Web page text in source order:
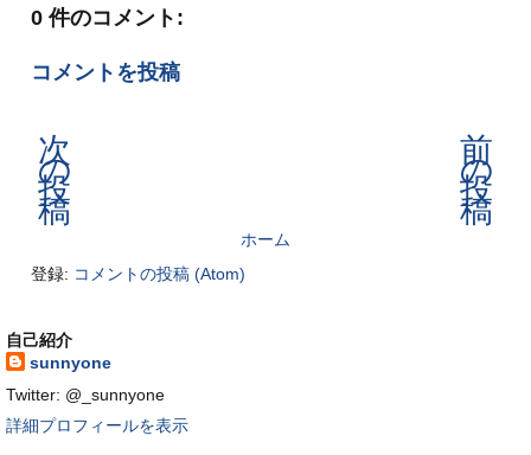
0 件のコメント:
コメントを投稿
次
の
投
稿
前
の
投
稿
ホーム
登録: コメントの投稿 (Atom)
自己紹介
sunnyone
Twitter: @_sunnyone
詳細プロフィールを表示